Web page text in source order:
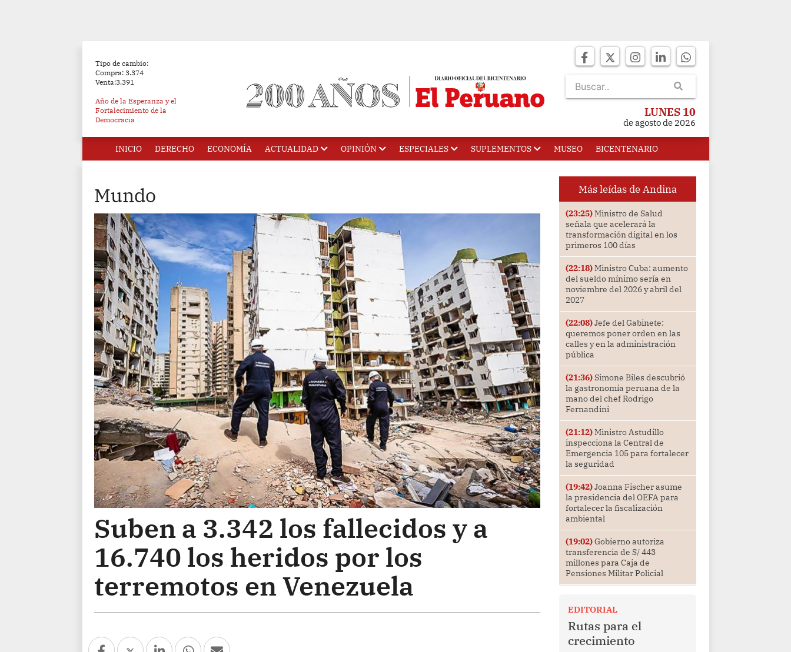
Tipo de cambio:
Compra: 3.374
Venta:3.391
Año de la Esperanza y el
Fortalecimiento de la
Democracia
LUNES 10
de agosto de 2026
INICIO DERECHO ECONOMÍA ACTUALIDAD OPINIÓN ESPECIALES SUPLEMENTOS MUSEO BICENTENARIO
Mundo
Suben a 3.342 los fallecidos y a
16.740 los heridos por los
terremotos en Venezuela
Más leídas de Andina
(23:25)Ministro de Salud
señala que acelerará la
transformación digital en los
primeros 100 días
(22:18)Ministro Cuba: aumento
del sueldo mínimo sería en
noviembre del 2026 y abril del
2027
(22:08)Jefe del Gabinete:
queremos poner orden en las
calles y en la administración
pública
(21:36)Simone Biles descubrió
la gastronomía peruana de la
mano del chef Rodrigo
Fernandini
(21:12)Ministro Astudillo
inspecciona la Central de
Emergencia 105 para fortalecer
la seguridad
(19:42)Joanna Fischer asume
la presidencia del OEFA para
fortalecer la fiscalización
ambiental
(19:02)Gobierno autoriza
transferencia de S/ 443
millones para Caja de
Pensiones Militar Policial
EDITORIAL
Rutas para el
crecimiento